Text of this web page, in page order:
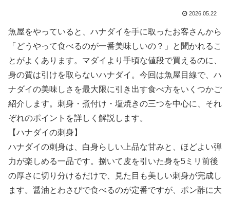
2026.05.22
魚屋をやっていると、ハナダイを手に取ったお客さんから
「どうやって食べるのが一番美味しいの？」と聞かれるこ
とがよくあります。マダイより手頃な値段で買えるのに、
身の質は引けを取らないハナダイ。今回は魚屋目線で、ハ
ナダイの美味しさを最大限に引き出す食べ方をいくつかご
紹介します。刺身・煮付け・塩焼きの三つを中心に、それ
ぞれのポイントを詳しく解説します。
【ハナダイの刺身】
ハナダイの刺身は、白身らしい上品な甘みと、ほどよい弾
力が楽しめる一品です。捌いて皮を引いた身を5ミリ前後
の厚さに切り分けるだけで、見た目も美しい刺身が完成し
ます。醤油とわさびで食べるのが定番ですが、ポン酢に大